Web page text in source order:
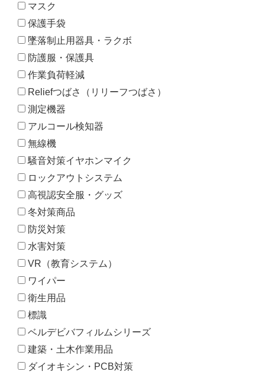
マスク
保護手袋
墜落制止用器具・ラクボ
防護服・保護具
作業負荷軽減
Reliefつばさ（リリーフつばさ）
測定機器
アルコール検知器
無線機
騒音対策イヤホンマイク
ロックアウトシステム
高視認安全服・グッズ
冬対策商品
防災対策
水害対策
VR（教育システム）
ワイパー
衛生用品
標識
ベルデビバフィルムシリーズ
建築・土木作業用品
ダイオキシン・PCB対策